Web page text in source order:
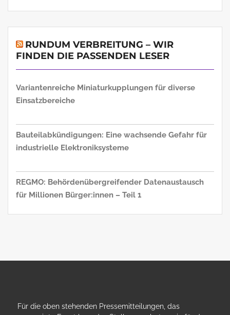
RUNDUM VERBREITUNG – WIR
FINDEN DIE PASSENDEN LESER
Variantenreiche Miniaturkupplungen für diverse
Einsatzbereiche
Bauteilabkündigungen: Eine wachsende Gefahr für
industrielle Elektroniksysteme
REGMO: Behördenübergreifender Datenaustausch
für Millionen Bürger:innen – Teil 1
Für die oben stehenden Pressemitteilungen, das